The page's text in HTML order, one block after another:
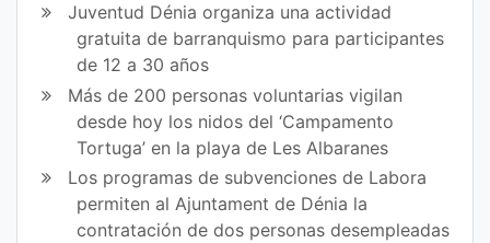
Juventud Dénia organiza una actividad
gratuita de barranquismo para participantes
de 12 a 30 años
Más de 200 personas voluntarias vigilan
desde hoy los nidos del ‘Campamento
Tortuga’ en la playa de Les Albaranes
Los programas de subvenciones de Labora
permiten al Ajuntament de Dénia la
contratación de dos personas desempleadas